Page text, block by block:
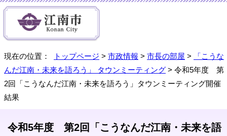
現在の位置： トップページ > 市政情報 > 市長の部屋 >
「こうな
んだ江南・未来を語ろう」 タウンミーティング > 令和5年度 第
2回「こうなんだ江南・未来を語ろう」タウンミーティング開催
結果
令和5年度 第2回「こうなんだ江南・未来を語